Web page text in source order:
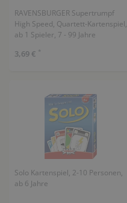
RAVENSBURGER Supertrumpf
High Speed, Quartett-Kartenspiel,
ab 1 Spieler, 7 - 99 Jahre
3,69 € *
Solo Kartenspiel, 2-10 Personen,
ab 6 Jahre